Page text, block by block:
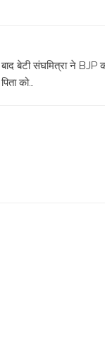
बेटी संघमित्रा ने BJP
को…